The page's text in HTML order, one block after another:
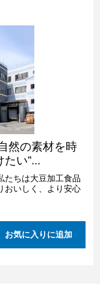
然の素材を時
い”...
たちは大豆加工食品
おいしく、より安心
お気に入りに追加